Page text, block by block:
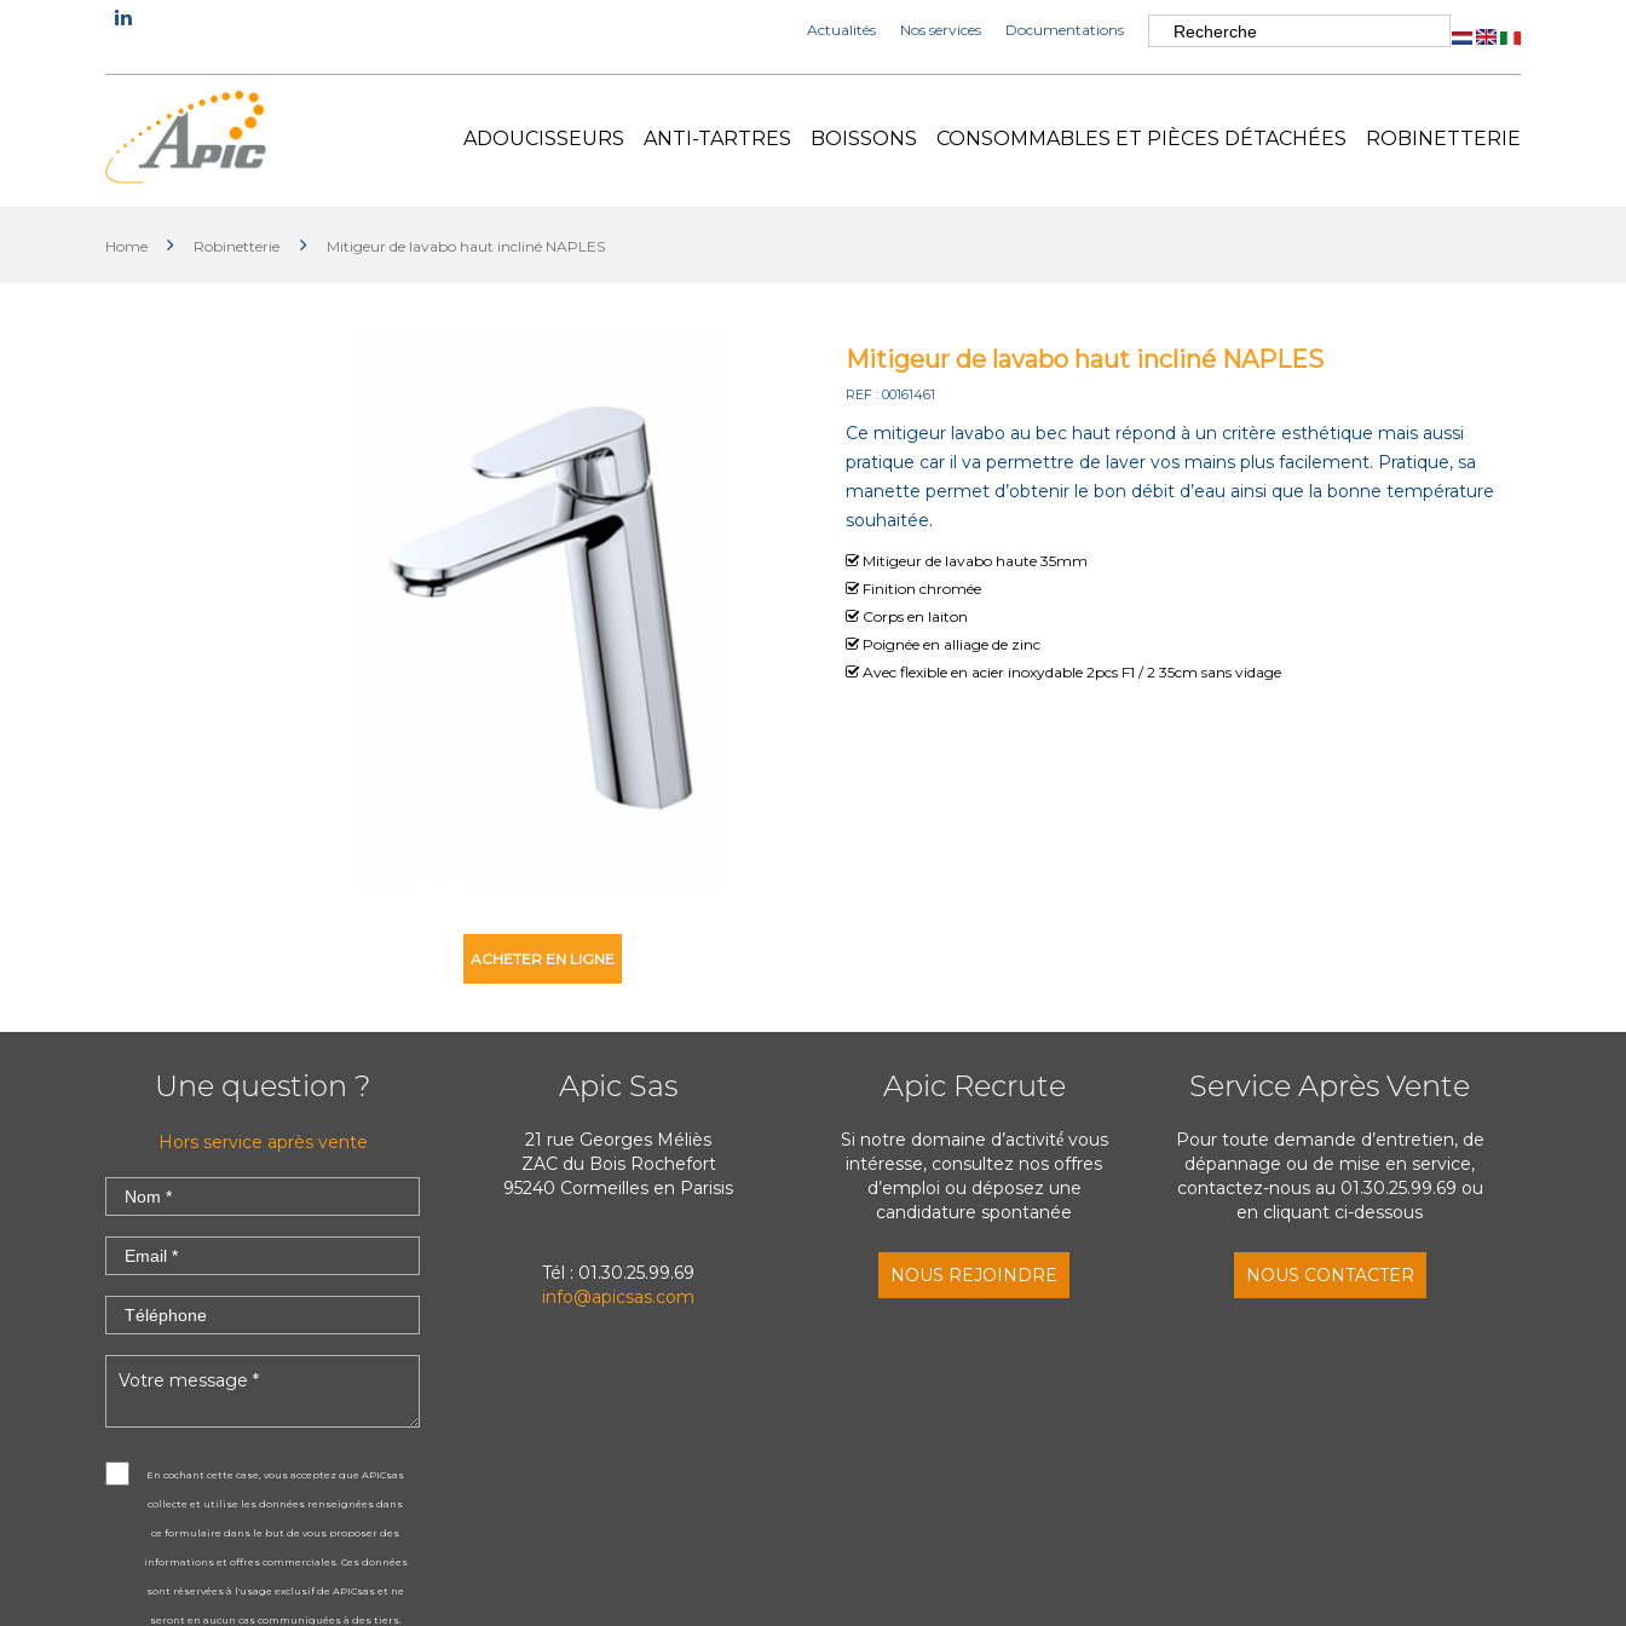
Actualités Nos services Documentations
ADOUCISSEURS ANTI-TARTRES BOISSONS CONSOMMABLES ET PIÈCES DÉTACHÉES ROBINETTERIE
Home Robinetterie Mitigeur de lavabo haut incliné NAPLES
ACHETER EN LIGNE
Mitigeur de lavabo haut incliné NAPLES
REF : 00161461
Ce mitigeur lavabo au bec haut répond à un critère esthétique mais aussi
pratique car il va permettre de laver vos mains plus facilement. Pratique, sa
manette permet d’obtenir le bon débit d’eau ainsi que la bonne température
souhaitée.
Mitigeur de lavabo haute 35mm
Finition chromée
Corps en laiton
Poignée en alliage de zinc
Avec flexible en acier inoxydable 2pcs F1 / 2 35cm sans vidage
Une question ?
Hors service après vente
En cochant cette case, vous acceptez que APICsas
collecte et utilise les données renseignées dans
ce formulaire dans le but de vous proposer des
informations et offres commerciales. Ces données
sont réservées à l'usage exclusif de APICsas et ne
seront en aucun cas communiquées à des tiers.
Apic Sas
21 rue Georges Méliès
ZAC du Bois Rochefort
95240 Cormeilles en Parisis
Tél : 01.30.25.99.69
info@apicsas.com
Apic Recrute
Si notre domaine d’activité́ vous
intéresse, consultez nos offres
d’emploi ou déposez une
candidature spontanée
NOUS REJOINDRE
Service Après Vente
Pour toute demande d’entretien, de
dépannage ou de mise en service,
contactez-nous au 01.30.25.99.69 ou
en cliquant ci-dessous
NOUS CONTACTER